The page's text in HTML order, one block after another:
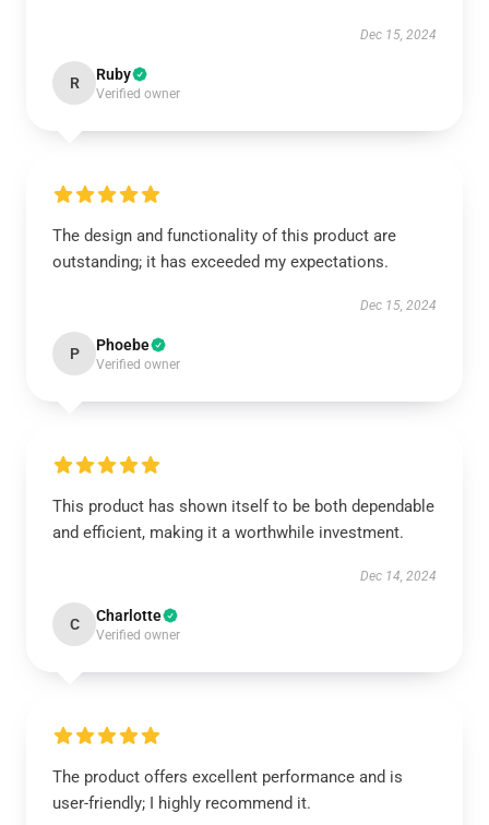
Dec 15, 2024
R Ruby
Verified owner
The design and functionality of this product are
outstanding; it has exceeded my expectations.
Dec 15, 2024
P Phoebe
Verified owner
This product has shown itself to be both dependable
and efficient, making it a worthwhile investment.
Dec 14, 2024
C Charlotte
Verified owner
The product offers excellent performance and is
user-friendly; I highly recommend it.